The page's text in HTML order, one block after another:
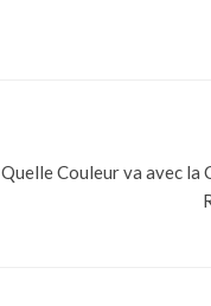
Quelle Couleur va avec la